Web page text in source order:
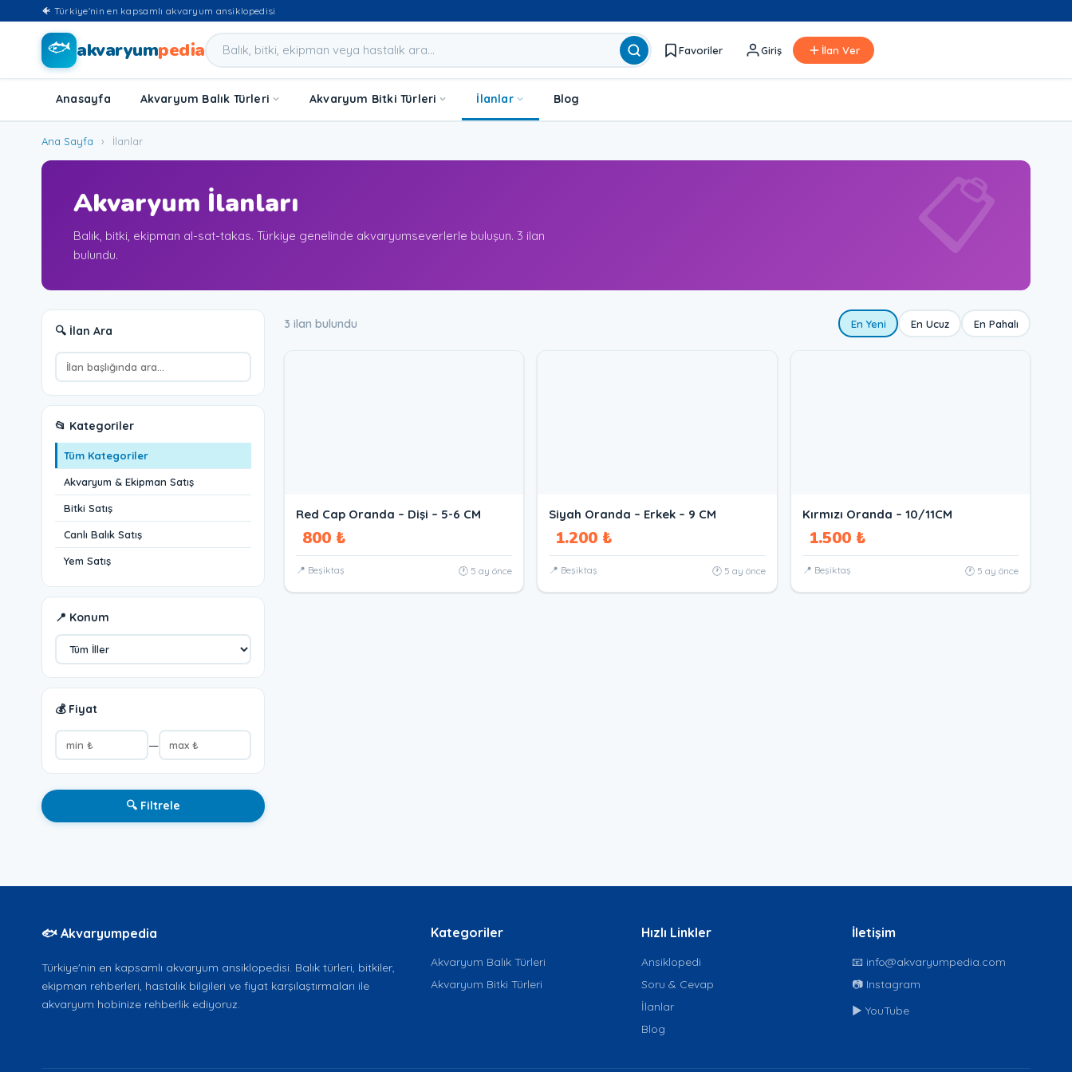
🐠 Türkiye'nin en kapsamlı akvaryum ansiklopedisi
🐟 akvaryumpedia Favoriler Giriş İlan Ver
Anasayfa Akvaryum Balık Türleri Akvaryum Bitki Türleri İlanlar Blog
Ana Sayfa › İlanlar
Akvaryum İlanları
Balık, bitki, ekipman al-sat-takas. Türkiye genelinde akvaryumseverlerle buluşun. 3 ilan
bulundu.
📋
🔍 İlan Ara
📂 Kategoriler
Tüm Kategoriler
Akvaryum & Ekipman Satış
Bitki Satış
Canlı Balık Satış
Yem Satış
📍 Konum
💰 Fiyat
—
🔍 Filtrele
3 ilan bulundu En Yeni En Ucuz En Pahalı
Red Cap Oranda – Dişi – 5-6 CM
800 ₺
📍 Beşiktaş 🕐 5 ay önce
Siyah Oranda – Erkek – 9 CM
1.200 ₺
📍 Beşiktaş 🕐 5 ay önce
Kırmızı Oranda – 10/11CM
1.500 ₺
📍 Beşiktaş 🕐 5 ay önce
🐟 Akvaryumpedia
Türkiye'nin en kapsamlı akvaryum ansiklopedisi. Balık türleri, bitkiler,
ekipman rehberleri, hastalık bilgileri ve fiyat karşılaştırmaları ile
akvaryum hobinize rehberlik ediyoruz.
Kategoriler
Akvaryum Balık Türleri
Akvaryum Bitki Türleri
Hızlı Linkler
Ansiklopedi
Soru & Cevap
İlanlar
Blog
İletişim
📧 info@akvaryumpedia.com
📷 Instagram
▶️ YouTube